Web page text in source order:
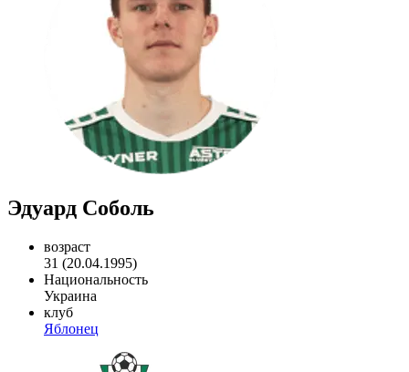
Эдуард Соболь
возраст
31 (20.04.1995)
Национальность
Украина
клуб
Яблонец